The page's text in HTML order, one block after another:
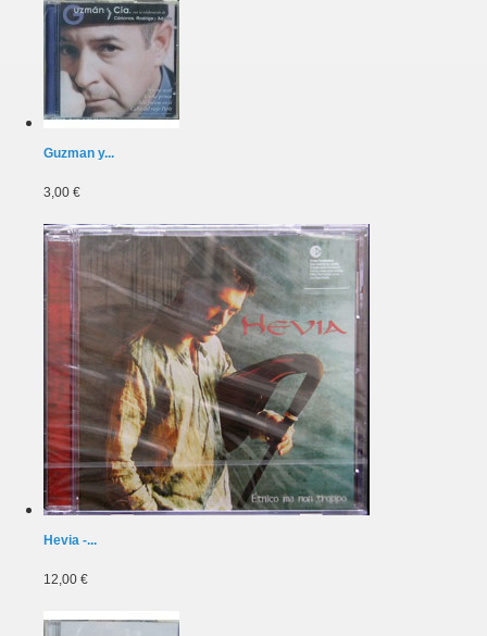
Guzman y...
3,00 €
Hevia -...
12,00 €